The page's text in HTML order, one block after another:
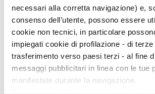
necessari alla corretta navigazione) e,
consenso dell’utente, possono essere
cookie non tecnici, in particolare
impiegati cookie di profilazione - di
trasferimento verso paesi terzi - al fine
messaggi pubblicitari in linea con le tue
manifestate durante la navigazione.
Ciclo di